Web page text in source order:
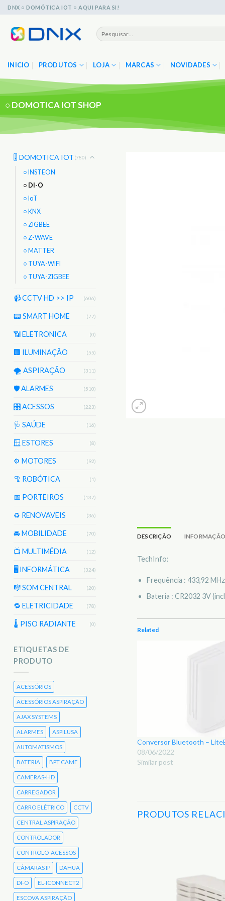
Skip
content
DNX ○ DOMÓTICA IOT ○ AQUI PARA SI!
Pesquisar
por:
INICIO PRODUTOS LOJA MARCAS NOVIDADES
○ DOMOTICA IOT SHOP
🎚️ DOMOTICA IOT (780)
○ INSTEON
○ DI-O
○ IoT
○ KNX
○ ZIGBEE
○ Z-WAVE
○ MATTER
○ TUYA-WIFI
○ TUYA-ZIGBEE
📹 CCTV HD >> IP (606)
📟 SMART HOME (77)
📶 ELETRONICA (0)
🏢 ILUMINAÇÃO (55)
🌪️ ASPIRAÇÃO (311)
🛡️ ALARMES (510)
🎛️ ACESSOS (223)
🩺 SAÚDE (16)
🪟 ESTORES (8)
⚙️ MOTORES (92)
🦿 ROBÓTICA (1)
📅 PORTEIROS (137)
♻️ RENOVAVEIS (36)
🚘 MOBILIDADE (70)
📺 MULTIMÉDIA (12)
🖥️ INFORMÁTICA (324)
🎼 SOM CENTRAL (20)
🔁 ELETRICIDADE (78)
🌡 PISO RADIANTE (0)
ETIQUETAS DE
PRODUTO
ACESSÓRIOS
ACESSÓRIOS ASPIRAÇÃO
AJAX SYSTEMS
ALARMES ASPILUSA
AUTOMATISMOS
BATERIA BPT CAME
CAMERAS-HD
CARREGADOR
CARRO ELÉTRICO CCTV
CENTRAL ASPIRAÇÃO
CONTROLADOR
CONTROLO-ACESSOS
CÂMARAS IP DAHUA
DI-O EL-ICONNECT2
ESCOVA ASPIRAÇÃO
DESCRIÇÃO
TechInfo:
Frequência : 433,92 MHz
Bateria : CR2032 3V
Related
Conversor Bluetooth –
08/06/2022
Similar post
PRODUTOS